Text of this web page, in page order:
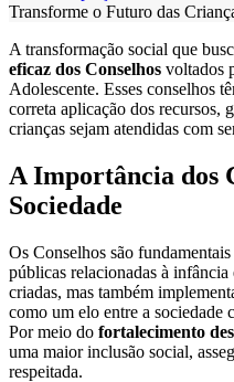
Transforme o Futuro das
A transformação social que
eficaz dos Conselhos voltados
Adolescente. Esses conselhos
correta aplicação dos recursos,
crianças sejam atendidas com
A Importância dos
Sociedade
Os Conselhos são
públicas relacionadas à infância
criadas, mas também
como um elo entre a
Por meio do fortalecimento
uma maior inclusão social,
respeitada.